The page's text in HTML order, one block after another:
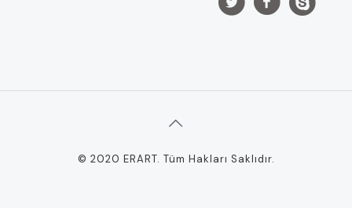
© 2020 ERART. Tüm Hakları Saklıdır.